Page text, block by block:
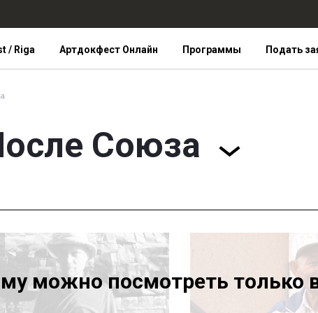
/ Riga Артдокфест Онлайн Программы Подать
Союза
можно посмотреть только